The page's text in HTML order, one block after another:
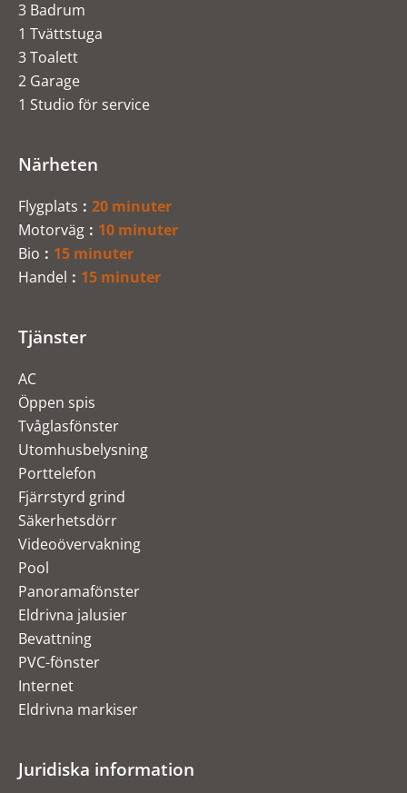
3 Badrum
1 Tvättstuga
3 Toalett
2 Garage
1 Studio för service
Närheten
Flygplats
20 minuter
Motorväg
10 minuter
Bio
15 minuter
Handel
15 minuter
Tjänster
AC
Öppen spis
Tvåglasfönster
Utomhusbelysning
Porttelefon
Fjärrstyrd grind
Säkerhetsdörr
Videoövervakning
Pool
Panoramafönster
Eldrivna jalusier
Bevattning
PVC-fönster
Internet
Eldrivna markiser
Juridiska information